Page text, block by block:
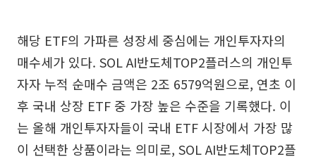
해당 ETF의 가파른 성장세 중심에는 개인투자자의
매수세가 있다. SOL AI반도체TOP2플러스의 개인투
자자 누적 순매수 금액은 2조 6579억원으로, 연초 이
후 국내 상장 ETF 중 가장 높은 수준을 기록했다. 이
는 올해 개인투자자들이 국내 ETF 시장에서 가장 많
이 선택한 상품이라는 의미로, SOL AI반도체TOP2플